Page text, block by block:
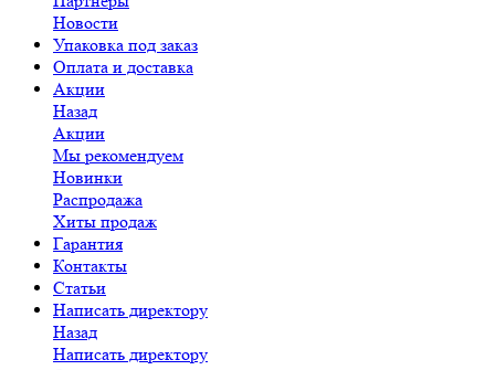
Новости
Упаковка под заказ
Оплата и доставка
Акции
Назад
Акции
Мы рекомендуем
Новинки
Распродажа
Хиты продаж
Гарантия
Контакты
Статьи
Написать директору
Назад
Написать директору